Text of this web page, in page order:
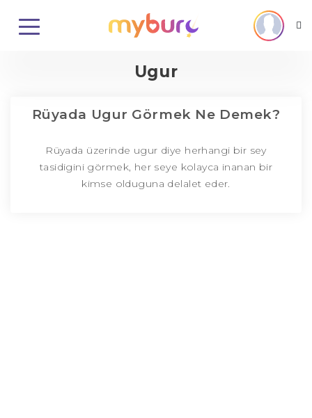
Ugur
Rüyada Ugur Görmek Ne Demek?
Rüyada üzerinde ugur diye herhangi bir sey
tasidigini görmek, her seye kolayca inanan bir
kimse olduguna delalet eder.